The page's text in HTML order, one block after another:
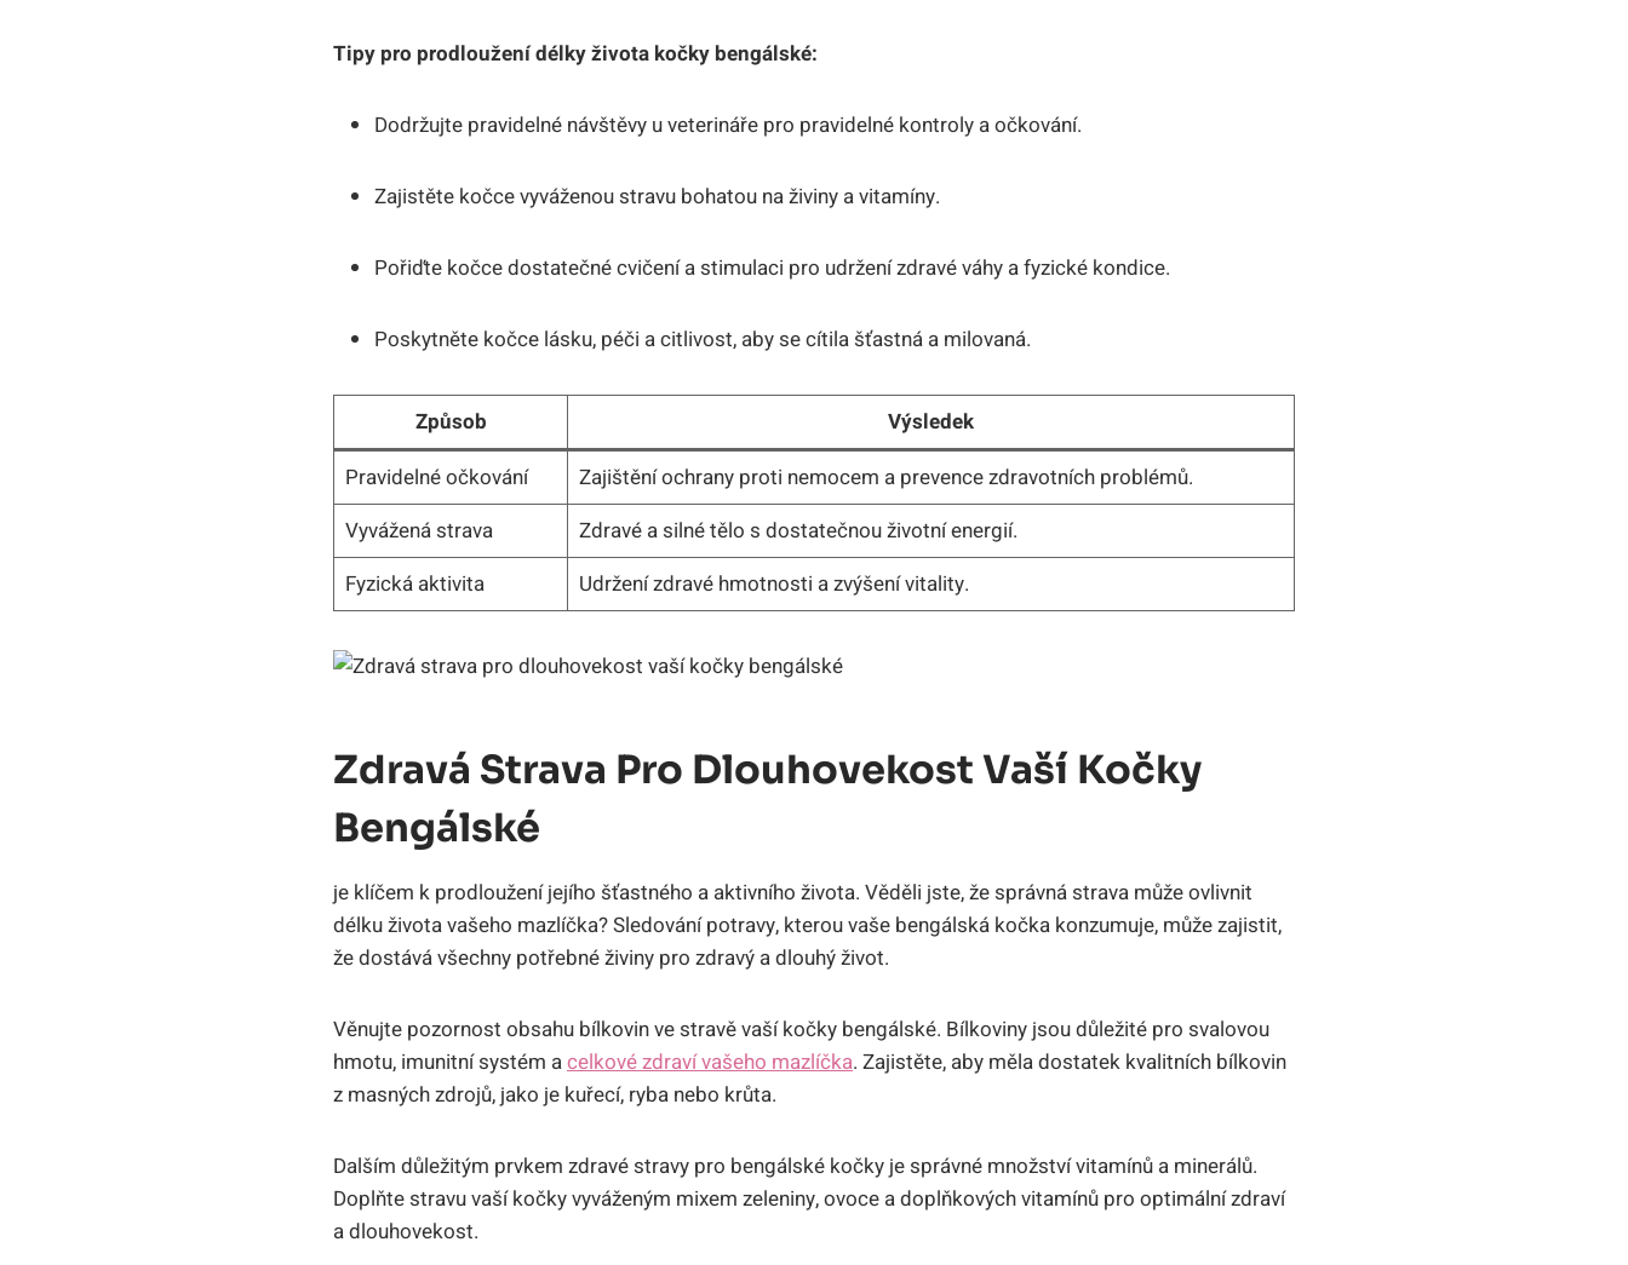
Tipy pro prodloužení délky života kočky bengálské:
Dodržujte pravidelné návštěvy ‌u veterináře pro ‍pravidelné kontroly a očkování.
Zajistěte kočce⁤ vyváženou stravu bohatou na živiny a vitamíny.
Pořiďte kočce dostatečné cvičení ⁤a stimulaci pro udržení zdravé váhy a fyzické kondice.
Poskytněte kočce lásku, péči a citlivost, aby se cítila ‌šťastná a milovaná.
Způsob
Výsledek
Pravidelné očkování
Zajištění ochrany proti⁢ nemocem a prevence ⁢zdravotních problémů.
Vyvážená strava
Zdravé ‍a ‌silné tělo s dostatečnou životní energií.
Fyzická aktivita
Udržení zdravé hmotnosti a zvýšení vitality.
Zdravá Strava Pro Dlouhovekost Vaší Kočky
Bengálské
je klíčem k prodloužení jejího šťastného a aktivního života. Věděli jste, že správná strava může ⁣ovlivnit
délku života vašeho mazlíčka? Sledování potravy, kterou vaše bengálská kočka ⁤konzumuje, ​může ⁢zajistit,
že dostává všechny potřebné živiny pro zdravý a dlouhý život.
Věnujte pozornost obsahu ⁣bílkovin ve stravě vaší kočky bengálské. Bílkoviny jsou důležité pro svalovou
hmotu, imunitní systém acelkové zdraví vašeho mazlíčka. Zajistěte, aby⁣ měla dostatek kvalitních ‍bílkovin
z masných⁣ zdrojů, jako ⁢je kuřecí, ryba nebo krůta.
Dalším důležitým prvkem zdravé stravy pro bengálské kočky je správné množství vitamínů a minerálů.
Doplňte stravu vaší kočky vyváženým mixem ⁣zeleniny,⁣ ovoce a doplňkových vitamínů pro optimální zdraví
a dlouhovekost.